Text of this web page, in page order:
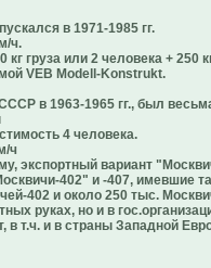
в 1971-1985 гг.
ч.
груза или 2 человека + 250
VEB Modell-Konstrukt.
в 1963-1965 гг., был
4 человека.
ч
экспортный вариант
402" и -407, имевшие
402 и около 250 тыс.
руках, но и в
в т.ч. и в страны Западной